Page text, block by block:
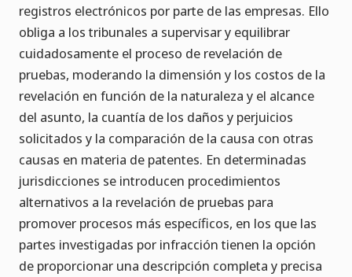
registros electrónicos por parte de las empresas. Ello
obliga a los tribunales a supervisar y equilibrar
cuidadosamente el proceso de revelación de
pruebas, moderando la dimensión y los costos de la
revelación en función de la naturaleza y el alcance
del asunto, la cuantía de los daños y perjuicios
solicitados y la comparación de la causa con otras
causas en materia de patentes. En determinadas
jurisdicciones se introducen procedimientos
alternativos a la revelación de pruebas para
promover procesos más específicos, en los que las
partes investigadas por infracción tienen la opción
de proporcionar una descripción completa y precisa